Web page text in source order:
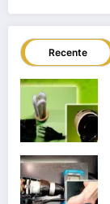
Recente